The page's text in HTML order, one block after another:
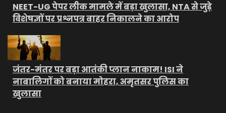
NEET-UG पेपर लीक मामले में बड़ा खुलासा, NTA से जुड़े
विशेषज्ञों पर प्रश्नपत्र बाहर निकालने का आरोप
जंतर-मंतर पर बड़ा आतंकी प्लान नाकाम! ISI ने
नाबालिगों को बनाया मोहरा, अमृतसर पुलिस का
खुलासा